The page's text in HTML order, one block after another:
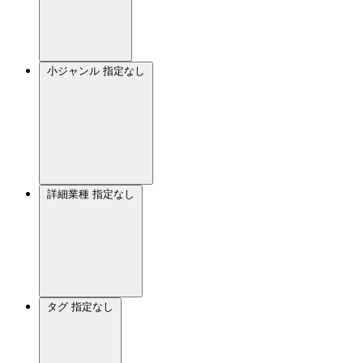
小ジャンル 指定なし
詳細業種 指定なし
タグ 指定なし